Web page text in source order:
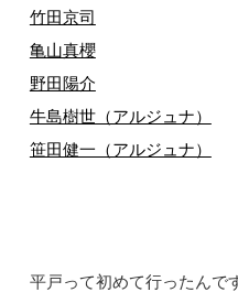
竹田京司
亀山真櫻
野田陽介
牛島樹世（アルジュナ）
笹田健一（アルジュナ）
平戸って初めて行ったんで